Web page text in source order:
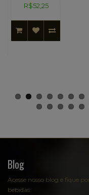
R$52,25
Blog
Acesse nosso blog e fique
bebidas: